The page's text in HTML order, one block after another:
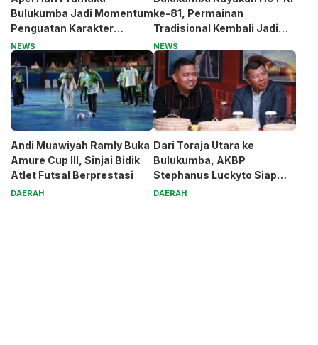
Bulukumba Jadi Momentum
Penguatan Karakter
Generasi Muda
NEWS
ke-81, Permainan
Tradisional Kembali Jadi
Magnet
NEWS
Andi Muawiyah Ramly Buka
Amure Cup III, Sinjai Bidik
Atlet Futsal Berprestasi
DAERAH
Dari Toraja Utara ke
Bulukumba, AKBP
Stephanus Luckyto Siap
Jaga Kamtibmas
DAERAH